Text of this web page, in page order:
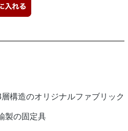
構造のオリジナルファブリック
製の固定具